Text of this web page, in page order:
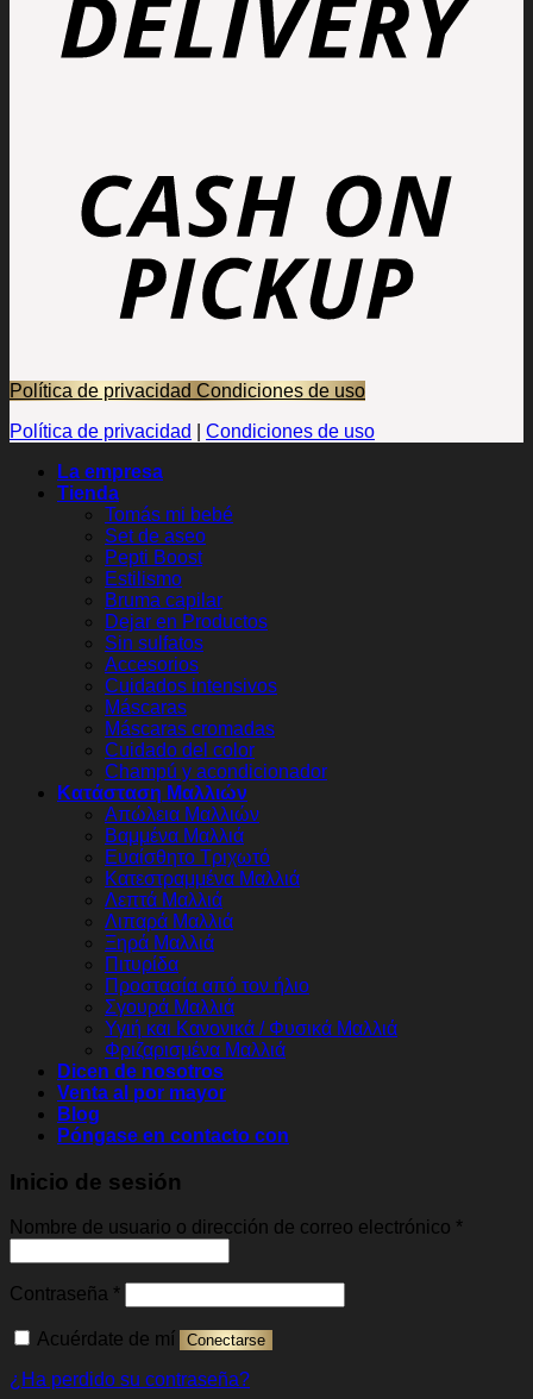
Política de privacidad Condiciones de uso
Política de privacidad
Condiciones de uso
La empresa
Tienda
Tomás mi bebé
Set de aseo
Pepti Boost
Estilismo
Bruma capilar
Dejar en Productos
Sin sulfatos
Accesorios
Cuidados intensivos
Máscaras
Máscaras cromadas
Cuidado del color
Champú y acondicionador
Κατάσταση Μαλλιών
Απώλεια Μαλλιών
Βαμμένα Μαλλιά
Ευαίσθητο Τριχωτό
Κατεστραμμένα Μαλλιά
Λεπτά Μαλλιά
Λιπαρά Μαλλιά
Ξηρά Μαλλιά
Πιτυρίδα
Προστασία από τον ήλιο
Σγουρά Μαλλιά
Υγιή και Κανονικά / Φυσικά Μαλλιά
Φριζαρισμένα Μαλλιά
Dicen de nosotros
Venta al por mayor
Blog
Póngase en contacto con
Inicio de sesión
Nombre de usuario o dirección de correo electrónico *
Contraseña *Obligatorio
Acuérdate de mí Conectarse
¿Ha perdido su contraseña?